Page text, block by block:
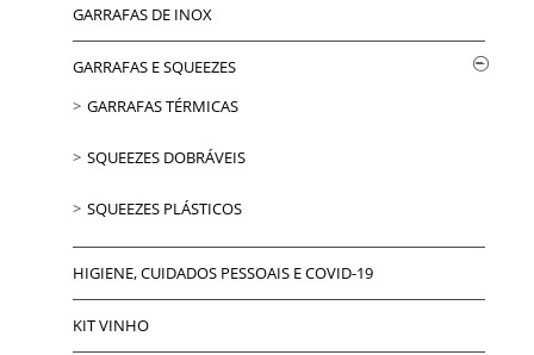
GARRAFAS DE INOX
GARRAFAS E SQUEEZES
GARRAFAS TÉRMICAS
SQUEEZES DOBRÁVEIS
SQUEEZES PLÁSTICOS
HIGIENE, CUIDADOS PESSOAIS E COVID-19
KIT VINHO